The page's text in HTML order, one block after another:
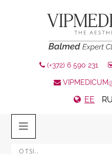
(+372) 6 590 231
EE RU